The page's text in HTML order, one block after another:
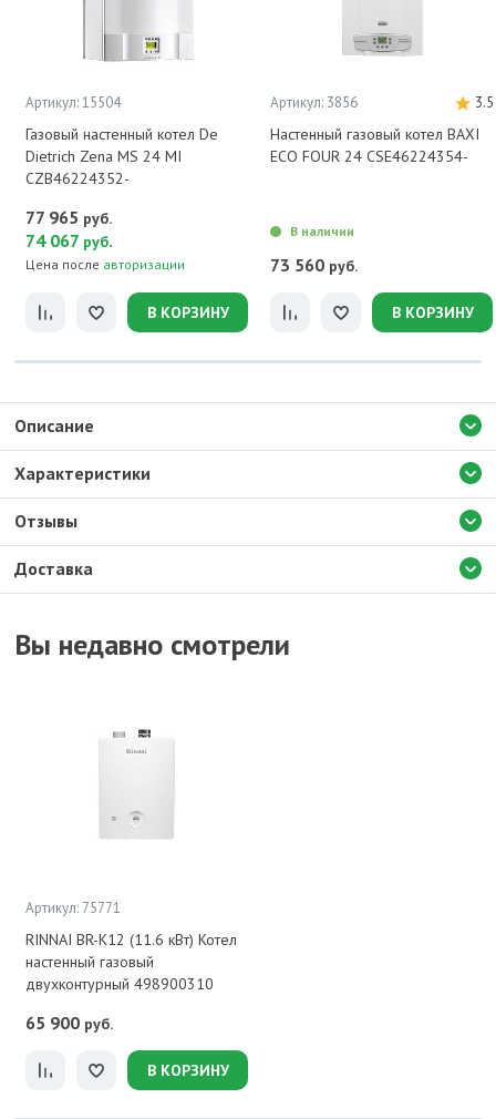
Артикул: 15504
Газовый настенный котел De
Dietrich Zena MS 24 MI
CZB46224352-
77 965 руб.
74 067 руб.
Цена после авторизации
В КОРЗИНУ
Артикул: 3856 3.5
Настенный газовый котел BAXI
ECO FOUR 24 CSE46224354-
В наличии
73 560 руб.
В КОРЗИНУ
Доставка
Описание
Характеристики
Отзывы
Вы недавно смотрели
Артикул: 75771
RINNAI BR-K12 (11.6 кВт) Котел
настенный газовый
двухконтурный 498900310
65 900 руб.
В КОРЗИНУ